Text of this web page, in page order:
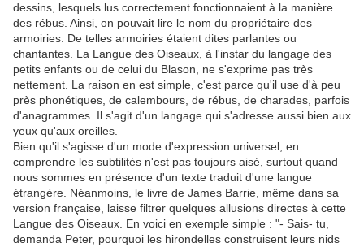
dessins, lesquels lus correctement fonctionnaient à la manière
des rébus. Ainsi, on pouvait lire le nom du propriétaire des
armoiries. De telles armoiries étaient dites parlantes ou
chantantes. La Langue des Oiseaux, à l'instar du langage des
petits enfants ou de celui du Blason, ne s'exprime pas très
nettement. La raison en est simple, c'est parce qu'il use d'à peu
près phonétiques, de calembours, de rébus, de charades, parfois
d'anagrammes. Il s'agit d'un langage qui s'adresse aussi bien aux
yeux qu'aux oreilles.
Bien qu'il s'agisse d'un mode d'expression universel, en
comprendre les subtilités n'est pas toujours aisé, surtout quand
nous sommes en présence d'un texte traduit d'une langue
étrangère. Néanmoins, le livre de James Barrie, même dans sa
version française, laisse filtrer quelques allusions directes à cette
Langue des Oiseaux. En voici en exemple simple : "- Sais- tu,
demanda Peter, pourquoi les hirondelles construisent leurs nids